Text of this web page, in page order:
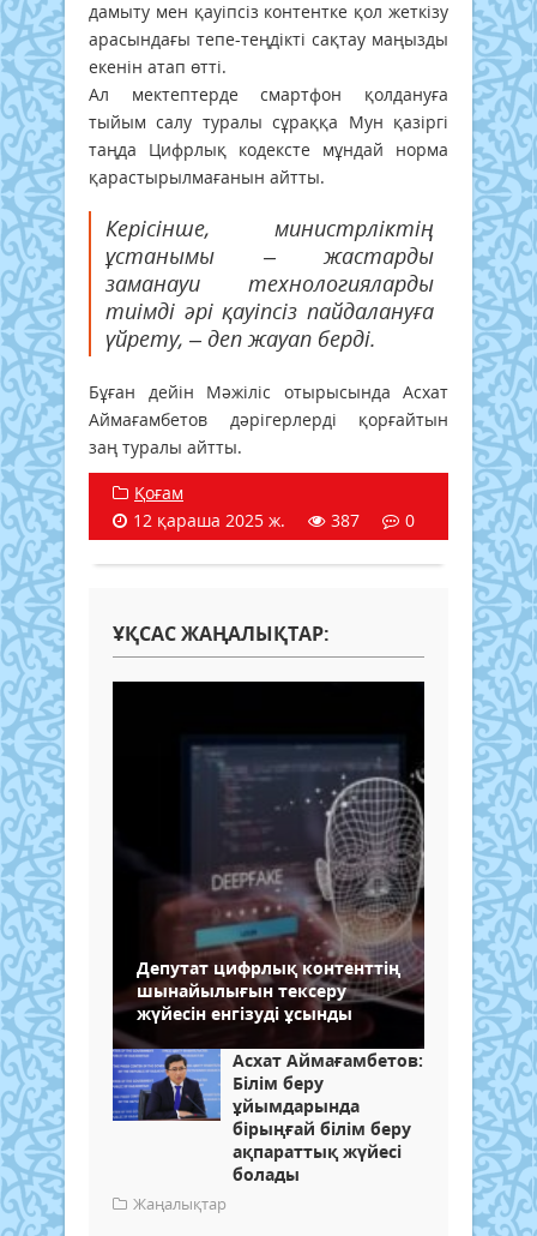
дамыту мен қауіпсіз контентке қол жеткізу
арасындағы тепе-теңдікті сақтау маңызды
екенін атап өтті.
Ал мектептерде смартфон қолдануға
тыйым салу туралы сұраққа Мун қазіргі
таңда Цифрлық кодексте мұндай норма
қарастырылмағанын айтты.
Керісінше, министрліктің
ұстанымы – жастарды
заманауи технологияларды
тиімді әрі қауіпсіз пайдалануға
үйрету, – деп жауап берді.
Бұған дейін Мәжіліс отырысында Асхат
Аймағамбетов дәрігерлерді қорғайтын
заң туралы айтты.
Қоғам
12 қараша 2025 ж.
387 0
ҰҚСАС ЖАҢАЛЫҚТАР:
Депутат цифрлық контенттің
шынайылығын тексеру
жүйесін енгізуді ұсынды
Асхат Аймағамбетов:
Білім беру
ұйымдарында
бірыңғай білім беру
ақпараттық жүйесі
болады
Жаңалықтар